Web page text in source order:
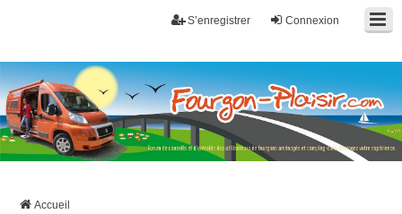
Connexion
S’enregistrer
Fourgon-plaisir.com
Forum de conseils et d'entraide des utilisateurs de fourgons, fourgons
aménagés, vans et de camping-car. Partagez votre expérience.
Accueil